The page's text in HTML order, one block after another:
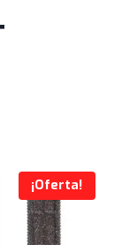
¡Oferta!